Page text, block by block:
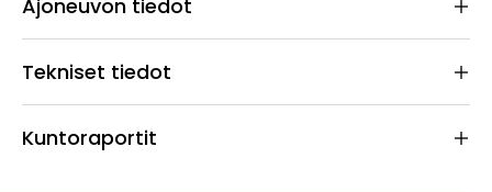
Ajoneuvon tiedot
Tekniset tiedot
Kuntoraportit